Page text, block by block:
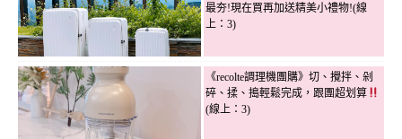
最夯!現在買再加送精美小禮物!(線
上：3)
《recolte調理機團購》切、攪拌、剁
碎、揉、搗輕鬆完成，跟團超划算
(線上：3)